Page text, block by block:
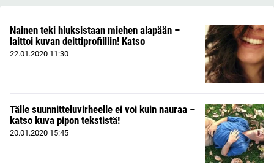
Nainen teki hiuksistaan miehen alapään –
laittoi kuvan deittiprofiiliin! Katso
22.01.2020 11:30
Tälle suunnitteluvirheelle ei voi kuin nauraa –
katso kuva pipon tekstistä!
20.01.2020 15:45